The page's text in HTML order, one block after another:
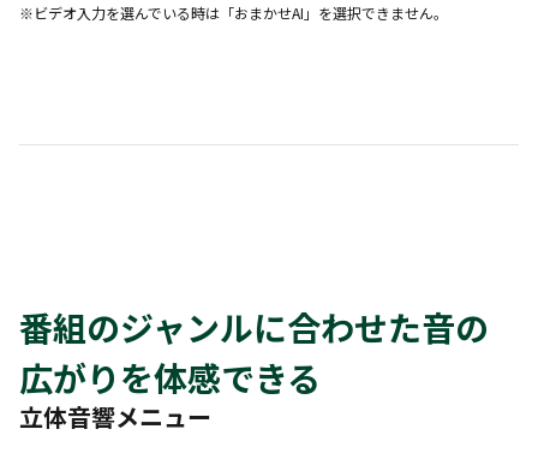
※ビデオ入力を選んでいる時は「おまかせAI」を選択できません。
番組のジャンルに合わせた音の
広がりを体感できる
立体音響メニュー